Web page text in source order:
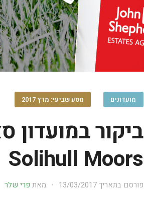
מועדונים מסע שביעי: מרץ 2017
ביקור במועדון
Solihull Moors
פורסם בתאריך13/03/2017 מאת פרי שלר